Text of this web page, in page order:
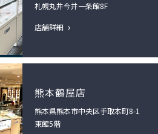
札幌丸井今井一条館8F
店舗詳細
熊本鶴屋店
熊本県熊本市中央区手取本町8-1
東館5階